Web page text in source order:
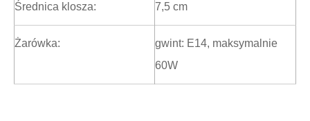
Średnica klosza: 7,5 cm
Żarówka:
gwint: E14, maksymalnie
60W